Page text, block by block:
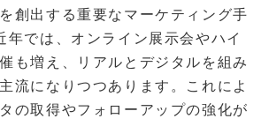
創出する重要なマーケティング手
年では、オンライン展示会やハイ
も増え、リアルとデジタルを組み
流になりつつあります。これによ
の取得やフォローアップの強化が